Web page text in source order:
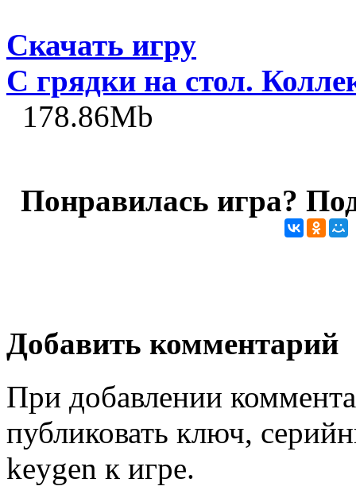
Скачать игру
С грядки на стол.
178.86Mb
Понравилась игра?
Добавить комментарий
При добавлении
публиковать ключ,
keygen к игре.